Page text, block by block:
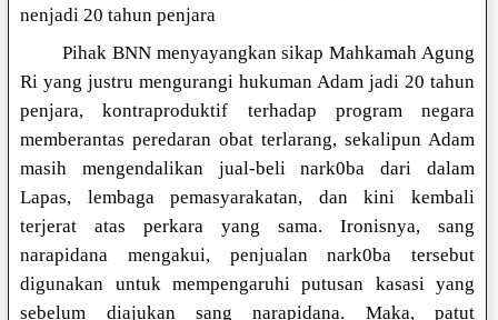
nenjadi 20 tahun penjara
Pihak BNN menyayangkan sikap Mahkamah Agung
Ri yang justru mengurangi hukuman Adam jadi 20 tahun
penjara, kontraproduktif terhadap program negara
memberantas peredaran obat terlarang, sekalipun Adam
masih mengendalikan jual-beli nark0ba dari dalam
Lapas, lembaga pemasyarakatan, dan kini kembali
terjerat atas perkara yang sama. Ironisnya, sang
narapidana mengakui, penjualan nark0ba tersebut
digunakan untuk mempengaruhi putusan kasasi yang
sebelum diajukan sang narapidana. Maka, patut